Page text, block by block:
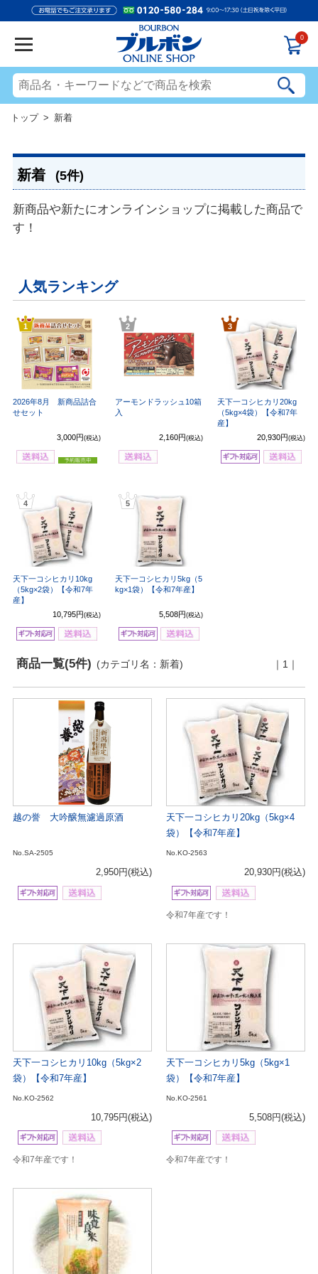
0
トップ> 新着
新着 (5件)
新商品や新たにオンラインショップに掲載した商品で
す！
人気ランキング
1
2026年8月 新商品詰合
せセット
3,000円 (税込)
2
アーモンドラッシュ10箱
入
2,160円 (税込)
3
天下一コシヒカリ20kg
（5kg×4袋）【令和7年
産】
20,930円(税込)
4
天下一コシヒカリ10kg
（5kg×2袋）【令和7年
産】
10,795円 (税込)
5
天下一コシヒカリ5kg（5
kg×1袋）【令和7年産】
5,508円 (税込)
商品一覧(5件) ｜1｜
(カテゴリ名：新着)
越の誉 大吟醸無濾過原酒
No.SA-2505
2,950円(税込)
天下一コシヒカリ20kg（5kg×4
袋）【令和7年産】
No.KO-2563
20,930円(税込)
令和7年産です！
天下一コシヒカリ10kg（5kg×2
袋）【令和7年産】
No.KO-2562
10,795円(税込)
令和7年産です！
天下一コシヒカリ5kg（5kg×1
袋）【令和7年産】
No.KO-2561
5,508円(税込)
令和7年産です！